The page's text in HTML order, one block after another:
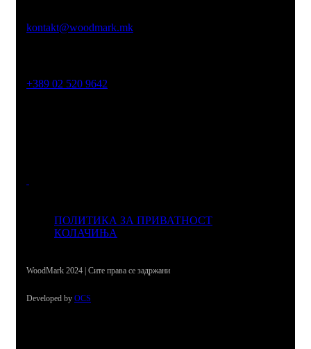
kontakt@woodmark.mk
+389 02 520 9642
ПОЛИТИКА ЗА ПРИВАТНОСТ
КОЛАЧИЊА
WoodMark 2024 | Сите права се задржани
Developed by OCS